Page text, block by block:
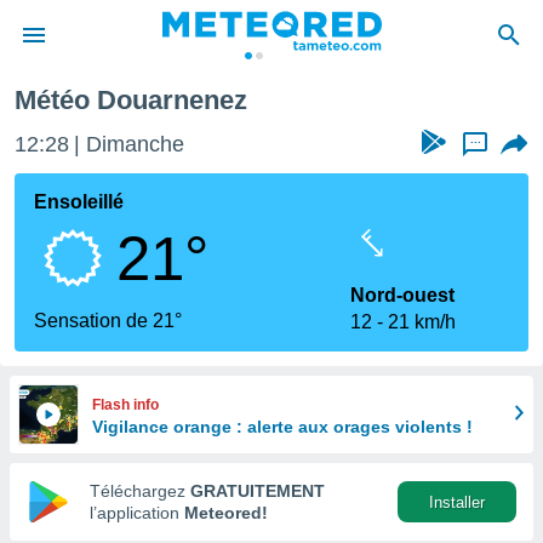
de
Météo Douarnenez
12:28 Dimanche ...
Ensoleillé
21°
Sensation de 21°
Nord-ouest
12
21 km/h
Flash info
Vigilance orange : alerte aux orages violents !
Téléchargez GRATUITEMENT
l’application Meteored!
Installer